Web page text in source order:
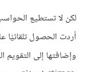
لكن لا تستطيع
أردت الحصول
وإضافتها إلى